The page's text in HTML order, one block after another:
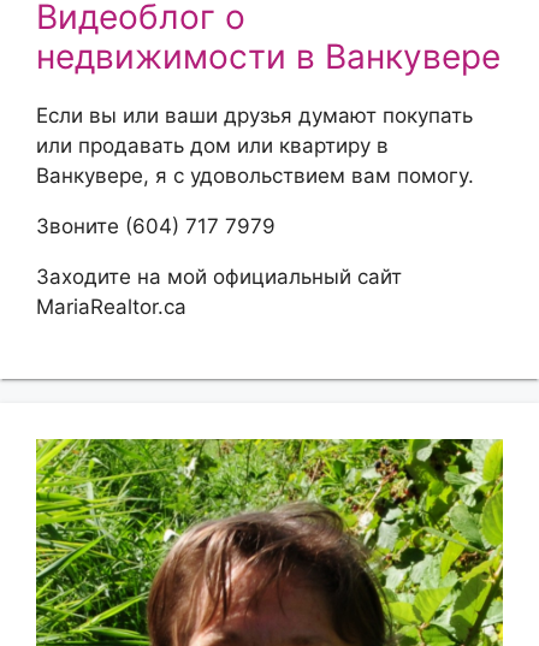
Видеоблог о
недвижимости в Ванкувере
Если вы или ваши друзья думают покупать
или продавать дом или квартиру в
Ванкувере, я с удовольствием вам помогу.
Звоните (604) 717 7979
Заходите на мой официальный сайт
MariaRealtor.ca